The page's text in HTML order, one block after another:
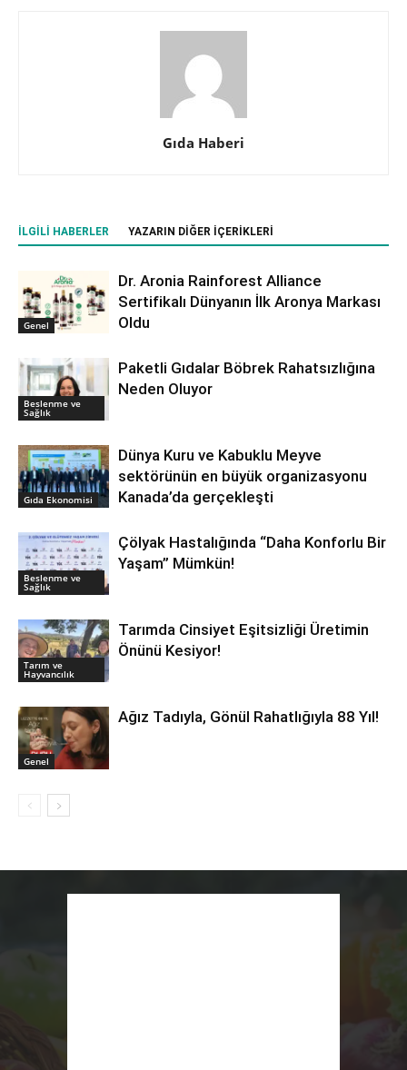
Gıda Haberi
İLGILI HABERLER YAZARIN DIĞER İÇERIKLERI
Genel
Dr. Aronia Rainforest Alliance
Sertifikalı Dünyanın İlk Aronya Markası
Oldu
Beslenme ve
Sağlık
Paketli Gıdalar Böbrek Rahatsızlığına
Neden Oluyor
Gıda Ekonomisi
Dünya Kuru ve Kabuklu Meyve
sektörünün en büyük organizasyonu
Kanada’da gerçekleşti
Beslenme ve
Sağlık
Çölyak Hastalığında “Daha Konforlu Bir
Yaşam” Mümkün!
Tarım ve
Hayvancılık
Tarımda Cinsiyet Eşitsizliği Üretimin
Önünü Kesiyor!
Genel
Ağız Tadıyla, Gönül Rahatlığıyla 88 Yıl!